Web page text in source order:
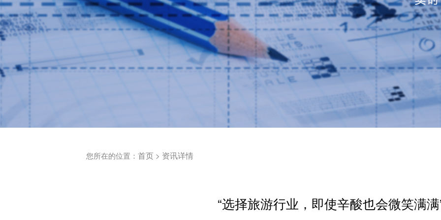
您所在的位置： 首页 > 资讯详情
“选择旅游行业，即使辛酸也会微笑满满